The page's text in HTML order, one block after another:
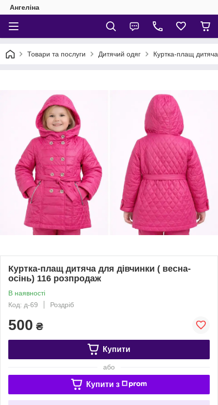
Ангеліна
Товари та послуги Дитячий одяг Куртка-плащ
Куртка-плащ дитяча для дівчинки ( весна-
осінь) 116 розпродаж
В наявності
Код: д-69
Роздріб
500 ₴
Купити
або
Купити з